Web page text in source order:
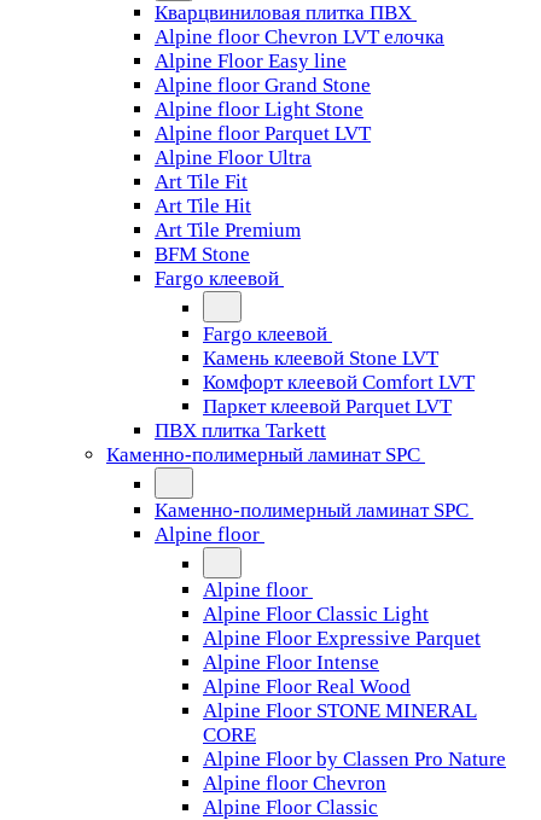
Кварцвиниловая плитка ПВХ
Alpine floor Chevron LVT елочка
Alpine Floor Easy line
Alpine floor Grand Stone
Alpine floor Light Stone
Alpine floor Parquet LVT
Alpine Floor Ultra
Art Tile Fit
Art Tile Hit
Art Tile Premium
BFM Stone
Fargo клеевой
Fargo клеевой
Камень клеевой Stone LVT
Комфорт клеевой Comfort LVT
Паркет клеевой Parquet LVT
ПВХ плитка Tarkett
Каменно-полимерный ламинат SPC
Каменно-полимерный ламинат SPC
Alpine floor
Alpine floor
Alpine Floor Classic Light
Alpine Floor Expressive Parquet
Alpine Floor Intense
Alpine Floor Real Wood
Alpine Floor STONE MINERAL
CORE
Alpine Floor by Classen Pro Nature
Alpine floor Chevron
Alpine Floor Classic